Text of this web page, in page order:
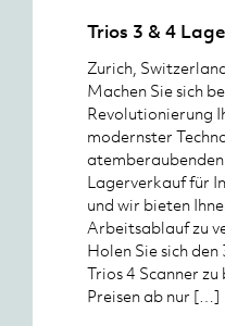
Trios 3 & 4
Zurich,
Machen Sie sich
Revolutionierung
modernster
Lagerverkauf für
und wir bieten
Arbeitsablauf zu
Holen Sie sich
Trios 4 Scanner
Preisen ab nur […]